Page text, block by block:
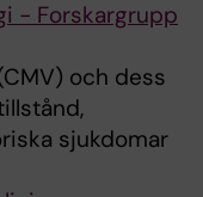
- Forskargrupp
och dess
sjukdomar